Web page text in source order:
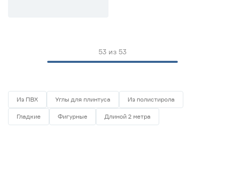
53 из 53
Из ПВХ Углы для плинтуса Из полистирола
Гладкие Фигурные Длиной 2 метра